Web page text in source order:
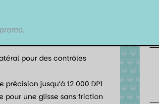
avec style.
pour des contrôles
jusqu’à 12 000 DPI
pour une glisse sans friction